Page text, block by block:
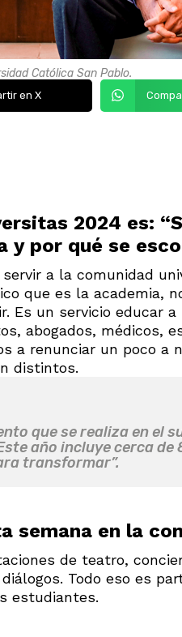
Católica San Pablo.
en X
2024 es:
y por qué se
a la comunidad
que es la academia,
Es un servicio educar
abogados, médicos,
a renunciar un poco a
distintos.
que se realiza en el
año incluye cerca de
transformar”.
semana en la
de teatro,
Todo eso es
estudiantes.